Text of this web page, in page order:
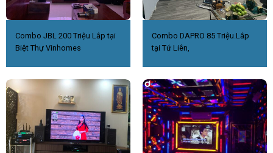
Combo JBL 200 Triệu Lắp tại
Biệt Thự Vinhomes
Combo DAPRO 85 Triệu.Lắp
tại Tứ Liên,